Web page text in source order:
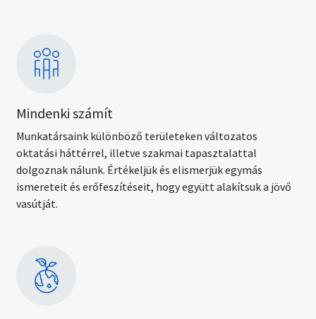
Mindenki számít
Munkatársaink különböző területeken változatos
oktatási háttérrel, illetve szakmai tapasztalattal
dolgoznak nálunk. Értékeljük és elismerjük egymás
ismereteit és erőfeszítéseit, hogy együtt alakítsuk a jövő
vasútját.